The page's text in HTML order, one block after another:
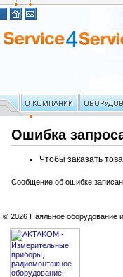
Ошибка
Чтобы заказать
Сообщение об ошибке
© 2026 Паяльное оборудование